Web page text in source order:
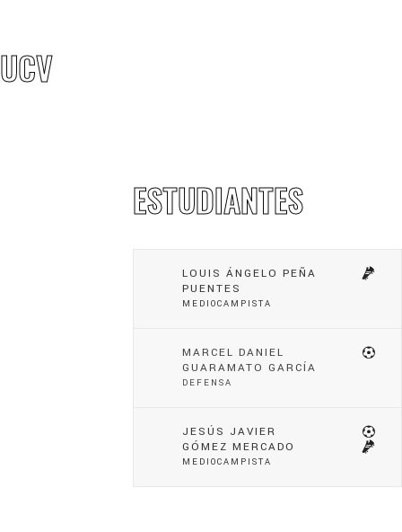
UCV
ESTUDIANTES
LOUIS ÁNGELO PEÑA
PUENTES
MEDIOCAMPISTA
MARCEL DANIEL
GUARAMATO GARCÍA
DEFENSA
JESÚS JAVIER
GÓMEZ MERCADO
MEDIOCAMPISTA